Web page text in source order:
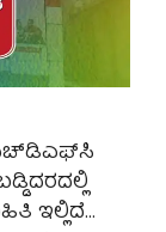
ಇಲ್ಲಿದೆ…